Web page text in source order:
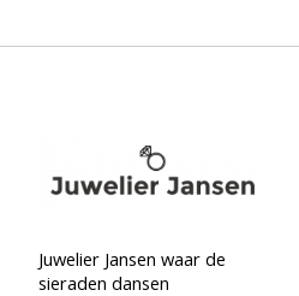
Juwelier Jansen waar de
sieraden dansen